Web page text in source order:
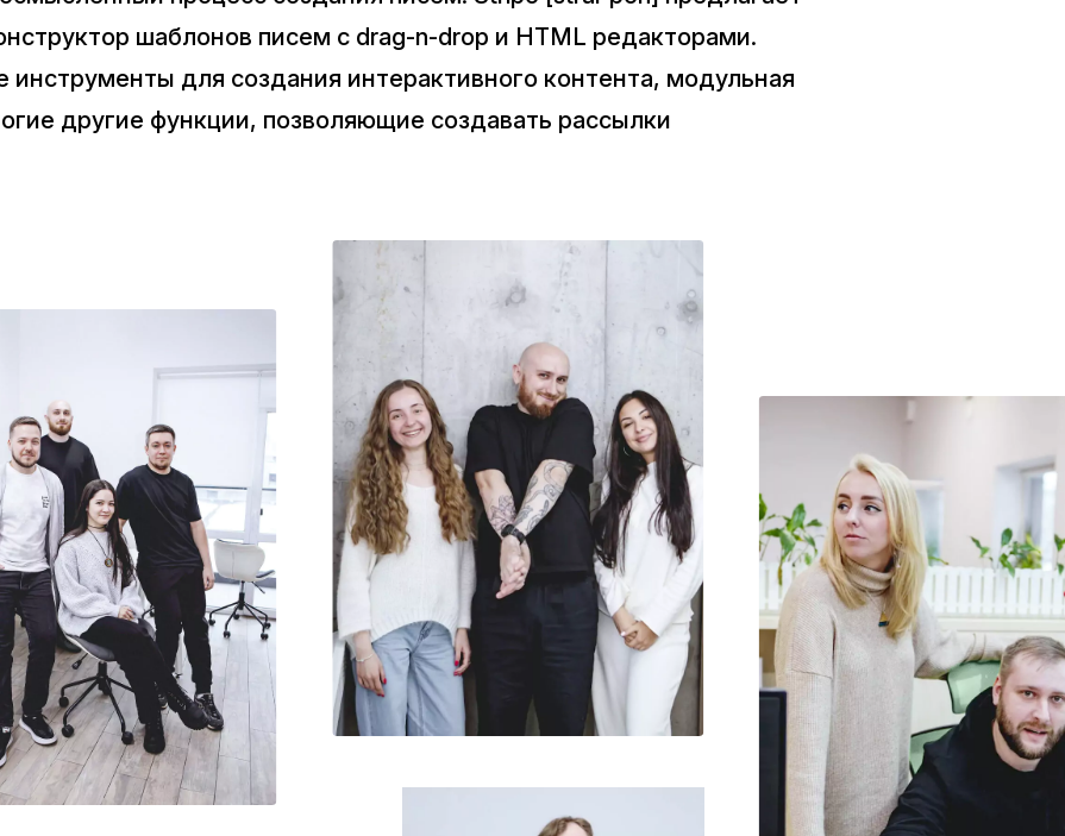
шаблонов писем с drag-n-drop и HTML редакторами.
инструменты для создания интерактивного контента, модульная
другие функции, позволяющие создавать рассылки